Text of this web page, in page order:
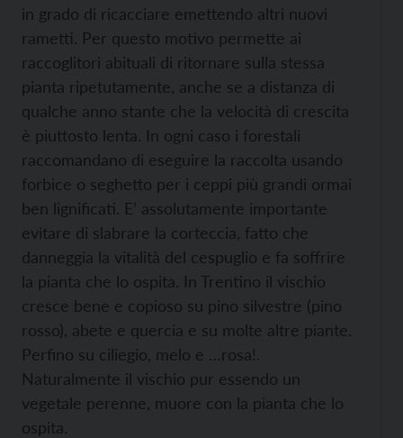
in grado di ricacciare emettendo altri nuovi
rametti. Per questo motivo permette ai
raccoglitori abituali di ritornare sulla stessa
pianta ripetutamente, anche se a distanza di
qualche anno stante che la velocità di crescita
è piuttosto lenta. In ogni caso i forestali
raccomandano di eseguire la raccolta usando
forbice o seghetto per i ceppi più grandi ormai
ben lignificati. E’ assolutamente importante
evitare di slabrare la corteccia, fatto che
danneggia la vitalità del cespuglio e fa soffrire
la pianta che lo ospita. In Trentino il vischio
cresce bene e copioso su pino silvestre (pino
rosso), abete e quercia e su molte altre piante.
Perfino su ciliegio, melo e …rosa!.
Naturalmente il vischio pur essendo un
vegetale perenne, muore con la pianta che lo
ospita.